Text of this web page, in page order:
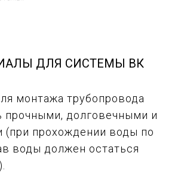
ДЛЯ СИСТЕМЫ ВК
монтажа трубопровода
долговечными и
(при прохождении воды по
воды должен остаться